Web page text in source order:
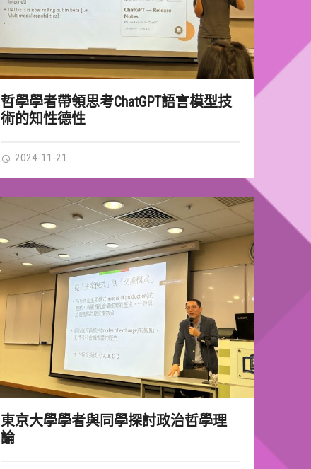
哲學學者帶領思考ChatGPT語言模型技
術的知性德性
2024-11-21
東京大學學者與同學探討政治哲學理
論